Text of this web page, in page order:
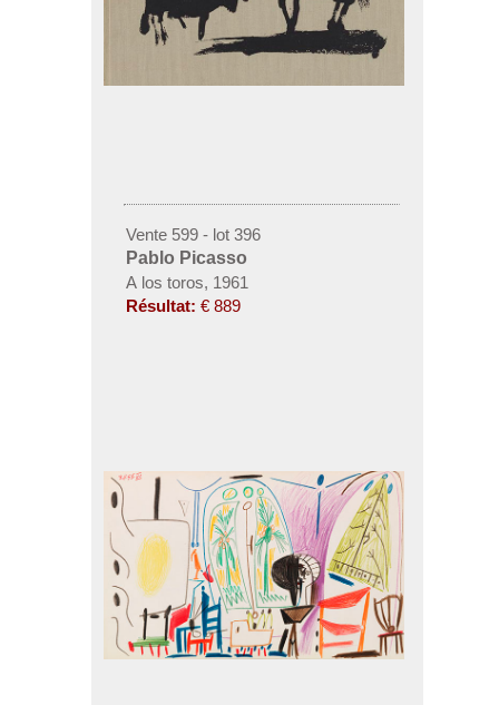
Vente 599 - lot 396
Pablo Picasso
A los toros, 1961
Résultat: € 889